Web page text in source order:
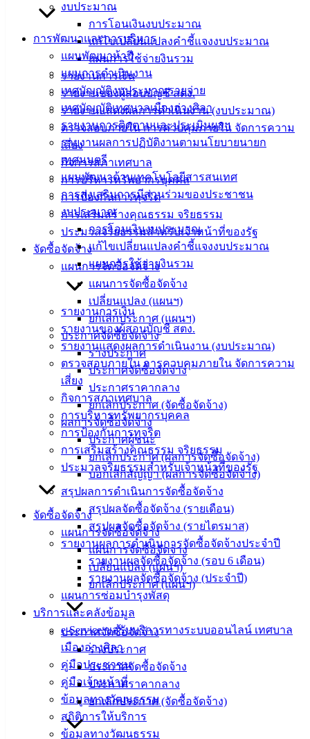
งบประมาณ
การโอนเงินงบประมาณ
แก้ไขเปลี่ยนแปลงคำชี้แจงงบประมาณ
แผนการใช้จ่ายงินรวม
รายงานการเงิน
รายงานของผู้สอบบัญชี สตง.
รายงานแสดงผลการดำเนินงาน (งบประมาณ)
ตรวจสอบภายใน การควบคุมภายใน จัดการความ
เสี่ยง
กิจการสภาเทศบาล
การบริหารทรัพยากรบุคคล
การป้องกันการทุจริต
การเสริมสร้างคุณธรรม จริยธรรม
ประมวลจริยธรรมสำหรับเจ้าหน้าที่ของรัฐ
จัดซื้อจัดจ้าง
แผนการจัดซื้อจัดจ้าง
แผนการจัดซื้อจัดจ้าง
เปลี่ยนแปลง (แผนฯ)
ยกเลิกประกาศ (แผนฯ)
ประกาศจัดซื้อจัดจ้าง
ร่างประกาศ
ประกาศจัดซื้อจัดจ้าง
ประกาศราคากลาง
ยกเลิกประกาศ (จัดซื้อจัดจ้าง)
ผลการจัดซื้อจัดจ้าง
ประกาศผู้ชนะ
ยกเลิกประกาศ (ผลการจัดซื้อจัดจ้าง)
บอกเลิกสัญญา (ผลการจัดซื้อจัดจ้าง)
สรุปผลการดำเนินการจัดซื้อจัดจ้าง
สรุปผลจัดซื้อจัดจ้าง (รายเดือน)
สรุปผลจัดซื้อจัดจ้าง (รายไตรมาส)
รายงานผลการดำเนินการจัดซื้อจัดจ้างประจำปี
รายงานผลจัดซื้อจัดจ้าง (รอบ 6 เดือน)
รายงานผลจัดซื้อจัดจ้าง (ประจำปี)
แผนการซ่อมบำรุงพัสดุ
บริการและคลังข้อมูล
e-Service ขอรับบริการทางระบบออนไลน์ เทศบาล
เมืองอ่างศิลา
คู่มือประชาชน
คู่มือเจ้าหน้าที่
ข้อมูลทางวัฒนธรรม
สถิติการให้บริการ
ข้อมูลทางวัฒนธรรม
การพัฒนาและการบริหาร
แผนพัฒนาห้าปี
แผนการดำเนินงาน
เทศบัญญัติงบประมาณรายจ่าย
เทศบัญญัติเทศบาลเมืองอ่างศิลา
รายงานการติดตามและประเมินผลฯ
รายงานผลการปฏิบัติงานตามนโยบายนายก
เทศมนตรี
แผนพัฒนาด้านเทคโนโลยีสารสนเทศ
การส่งเสริมการมีส่วนร่วมของประชาชน
งบประมาณ
การโอนเงินงบประมาณ
แก้ไขเปลี่ยนแปลงคำชี้แจงงบประมาณ
แผนการใช้จ่ายงินรวม
รายงานการเงิน
รายงานของผู้สอบบัญชี สตง.
รายงานแสดงผลการดำเนินงาน (งบประมาณ)
ตรวจสอบภายใน การควบคุมภายใน จัดการความ
เสี่ยง
กิจการสภาเทศบาล
การบริหารทรัพยากรบุคคล
การป้องกันการทุจริต
การเสริมสร้างคุณธรรม จริยธรรม
ประมวลจริยธรรมสำหรับเจ้าหน้าที่ของรัฐ
จัดซื้อจัดจ้าง
แผนการจัดซื้อจัดจ้าง
แผนการจัดซื้อจัดจ้าง
เปลี่ยนแปลง (แผนฯ)
ยกเลิกประกาศ (แผนฯ)
ประกาศจัดซื้อจัดจ้าง
ร่างประกาศ
ประกาศจัดซื้อจัดจ้าง
ประกาศราคากลาง
ยกเลิกประกาศ (จัดซื้อจัดจ้าง)
ม.3 ต.เสม็ด
อ.เมือง จ.ชลบุรี
20000
142-100-104
บริการ
ประชาชน
ดาวน์โหลด
แบบ
ฟอร์ม,
เอกสาร
คู่มือ
สำหรับ
ประชาชน/
ปฏิบัติ
งาน
ข่าวสาร
น่ารู้
ข้อมูล
ข่าวสาร
อิเล็กทรอนิกส์
องค์
ความรู้
(Knowledge
Management)
สายตรง
นายก
ประวัติ
เทศบาล
ผู้บริหาร
และ
หัวหน้า
ส่วน
ราชการ